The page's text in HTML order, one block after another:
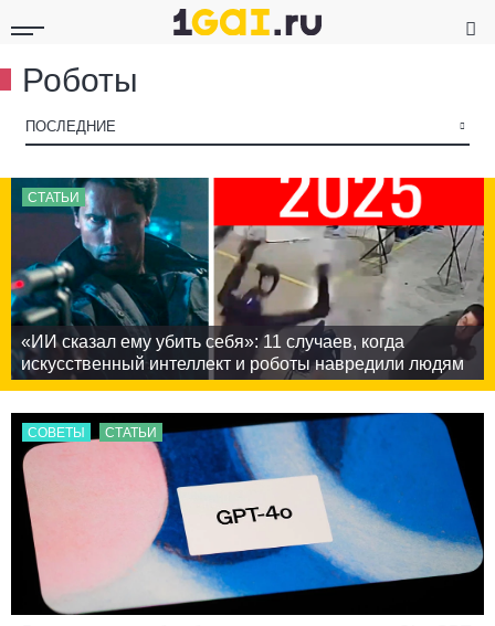
Роботы
ПОСЛЕДНИЕ ▾
СТАТЬИ
«ИИ сказал ему убить себя»: 11 случаев, когда
искусственный интеллект и роботы навредили людям
СОВЕТЫ СТАТЬИ